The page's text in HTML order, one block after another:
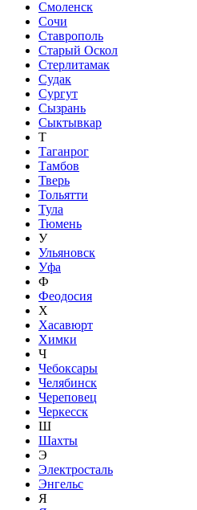
Смоленск
Сочи
Ставрополь
Старый Оскол
Стерлитамак
Судак
Сургут
Сызрань
Сыктывкар
Т
Таганрог
Тамбов
Тверь
Тольятти
Тула
Тюмень
У
Ульяновск
Уфа
Ф
Феодосия
Х
Хасавюрт
Химки
Ч
Чебоксары
Челябинск
Череповец
Черкесск
Ш
Шахты
Э
Электросталь
Энгельс
Я